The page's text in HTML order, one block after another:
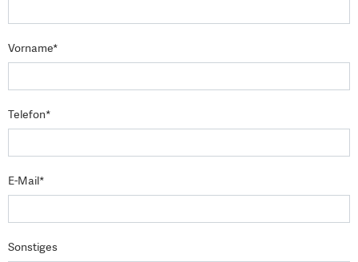
Vorname*
Telefon*
E-Mail*
Sonstiges